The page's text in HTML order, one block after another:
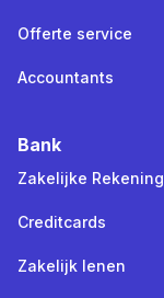
Offerte service
Accountants
Bank
Zakelijke Rekening
Creditcards
Zakelijk lenen